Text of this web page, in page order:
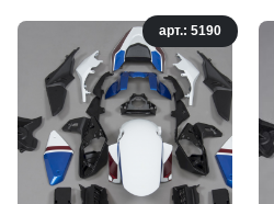
арт.: 5190